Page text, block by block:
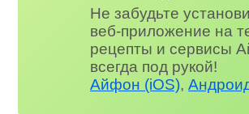
Не забудьте
веб-приложение на
рецепты и сервисы
всегда под рукой!
Айфон (iOS),